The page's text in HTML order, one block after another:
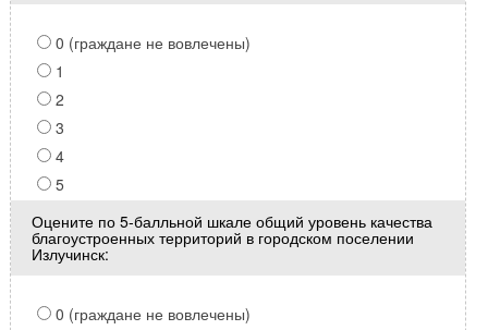
0 (граждане не вовлечены)
1
2
3
4
5
Оцените по 5-балльной шкале общий уровень качества
благоустроенных территорий в городском поселении
Излучинск:
0 (граждане не вовлечены)